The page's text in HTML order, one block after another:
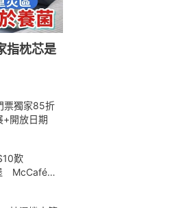
指枕芯是
票獨家85折
+開放日期
歎
McCafé包